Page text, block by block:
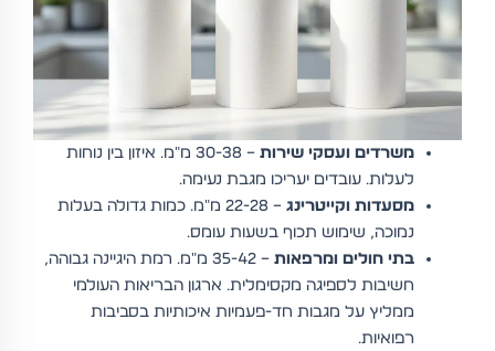
משרדים ועסקי שירות
– 30-38 מ"מ. איזון בין נוחות
לעלות. עובדים יעריכו מגבת נעימה.
מסעדות וקייטרינג
– 22-28 מ"מ. כמות גדולה בעלות
נמוכה, שימוש תכוף בשעות עומס.
בתי חולים ומרפאות
– 35-42 מ"מ. רמת היגיינה גבוהה,
חשיבות לספיגה מקסימלית. ארגון הבריאות העולמי
ממליץ על מגבות חד-פעמיות איכותיות בסביבות
רפואיות.